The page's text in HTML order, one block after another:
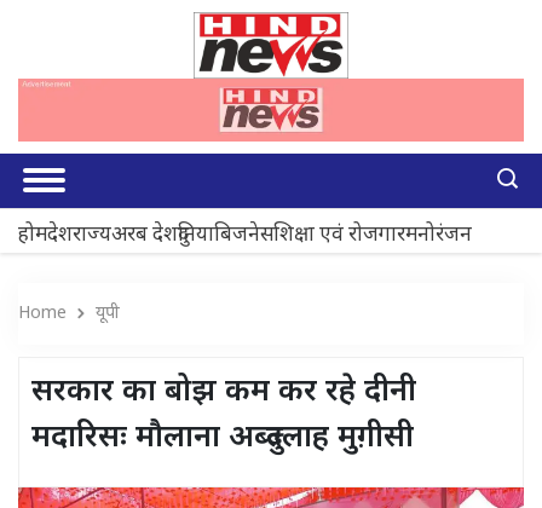
होमदेशराज्यअरब देशदुनियाबिजनेसशिक्षा एवं रोजगारमनोरंजन
Home यूपी
सरकार का बोझ कम कर रहे दीनी
मदारिसः मौलाना अब्दुल्लाह मुग़ीसी